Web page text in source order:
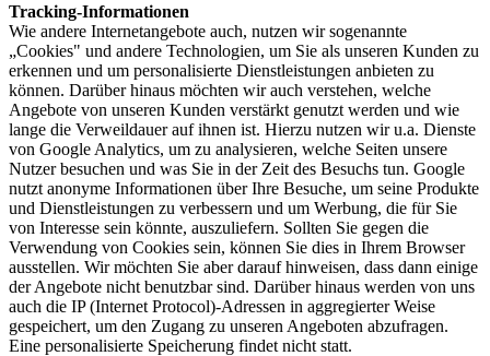
Tracking-Informationen
Wie andere Internetangebote auch, nutzen wir sogenannte
„Cookies" und andere Technologien, um Sie als unseren Kunden zu
erkennen und um personalisierte Dienstleistungen anbieten zu
können. Darüber hinaus möchten wir auch verstehen, welche
Angebote von unseren Kunden verstärkt genutzt werden und wie
lange die Verweildauer auf ihnen ist. Hierzu nutzen wir u.a. Dienste
von Google Analytics, um zu analysieren, welche Seiten unsere
Nutzer besuchen und was Sie in der Zeit des Besuchs tun. Google
nutzt anonyme Informationen über Ihre Besuche, um seine Produkte
und Dienstleistungen zu verbessern und um Werbung, die für Sie
von Interesse sein könnte, auszuliefern. Sollten Sie gegen die
Verwendung von Cookies sein, können Sie dies in Ihrem Browser
ausstellen. Wir möchten Sie aber darauf hinweisen, dass dann einige
der Angebote nicht benutzbar sind. Darüber hinaus werden von uns
auch die IP (Internet Protocol)-Adressen in aggregierter Weise
gespeichert, um den Zugang zu unseren Angeboten abzufragen.
Eine personalisierte Speicherung findet nicht statt.